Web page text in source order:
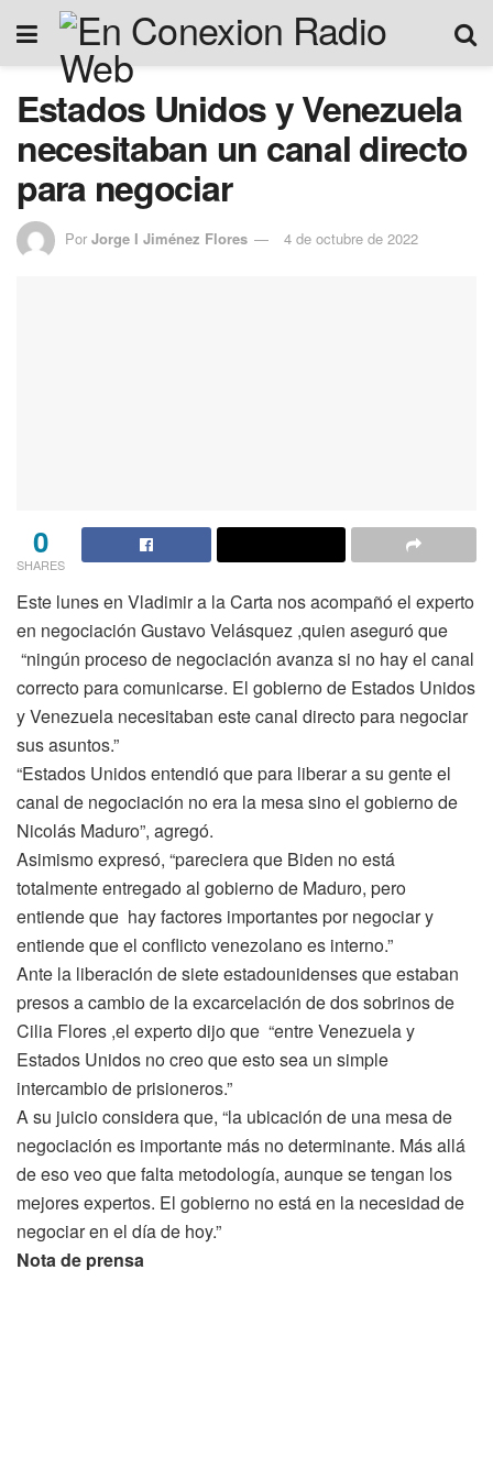
Estados Unidos y Venezuela
necesitaban un canal directo
para negociar
Por Jorge I Jiménez Flores 4 de octubre de 2022
0
SHARES
Este lunes en Vladimir a la Carta nos acompañó el experto
en negociación Gustavo Velásquez ,quien aseguró que
“ningún proceso de negociación avanza si no hay el canal
correcto para comunicarse. El gobierno de Estados Unidos
y Venezuela necesitaban este canal directo para negociar
sus asuntos.”
“Estados Unidos entendió que para liberar a su gente el
canal de negociación no era la mesa sino el gobierno de
Nicolás Maduro”, agregó.
Asimismo expresó, “pareciera que Biden no está
totalmente entregado al gobierno de Maduro, pero
entiende que hay factores importantes por negociar y
entiende que el conflicto venezolano es interno.”
Ante la liberación de siete estadounidenses que estaban
presos a cambio de la excarcelación de dos sobrinos de
Cilia Flores ,el experto dijo que “entre Venezuela y
Estados Unidos no creo que esto sea un simple
intercambio de prisioneros.”
A su juicio considera que, “la ubicación de una mesa de
negociación es importante más no determinante. Más allá
de eso veo que falta metodología, aunque se tengan los
mejores expertos. El gobierno no está en la necesidad de
negociar en el día de hoy.”
Nota de prensa